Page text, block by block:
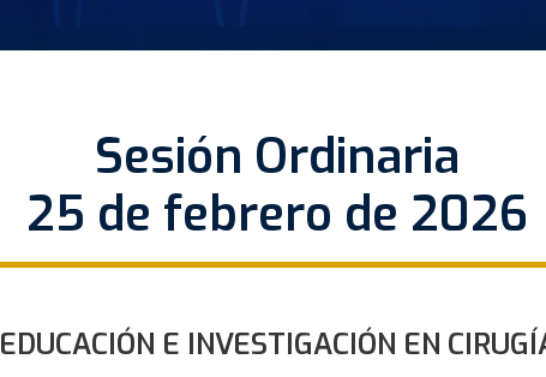
Sesión Ordinaria
25 de febrero de 2026
EDUCACIÓN E INVESTIGACIÓN EN